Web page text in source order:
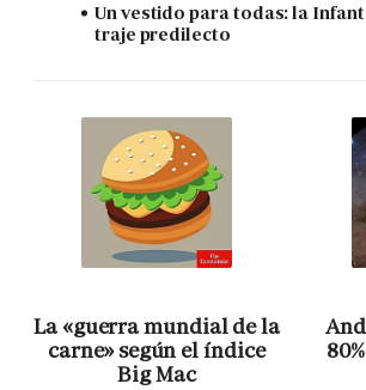
Un vestido para todas: la
traje predilecto
La «guerra mundial de la
carne» según el índice
Big Mac